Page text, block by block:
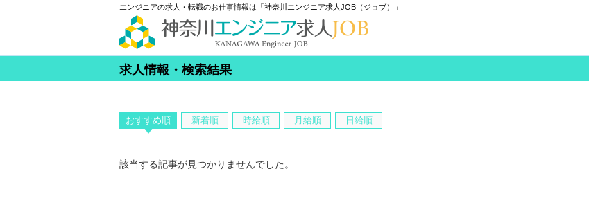
エンジニアの求人・転職のお仕事情報は「神奈川エンジニア求人JOB（ジョブ）」
求人情報・検索結果
おすすめ順 新着順 時給順 月給順 日給順
該当する記事が見つかりませんでした。